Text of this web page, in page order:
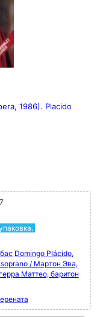
1986). Placido
Domingo Plácido,
/ Мартон Эва,
Маттео, баритон